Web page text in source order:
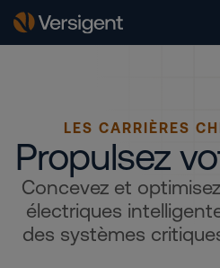
LES CARRIÈRES
Propulsez
Concevez et
électriques
des systèmes